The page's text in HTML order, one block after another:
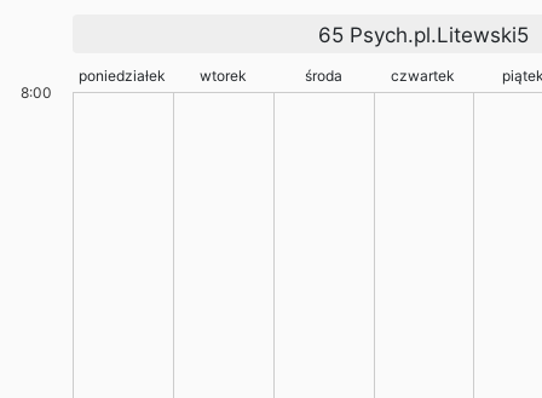
65 Psych.pl.Litewski5
8:00
poniedziałek wtorek środa czwartek